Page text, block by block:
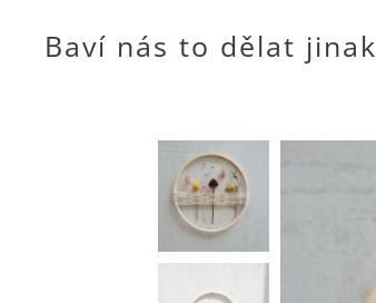
Baví nás to dělat jinak